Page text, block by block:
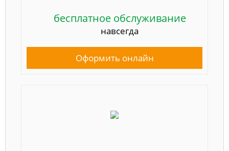
бесплатное обслуживание
навсегда
Оформить онлайн